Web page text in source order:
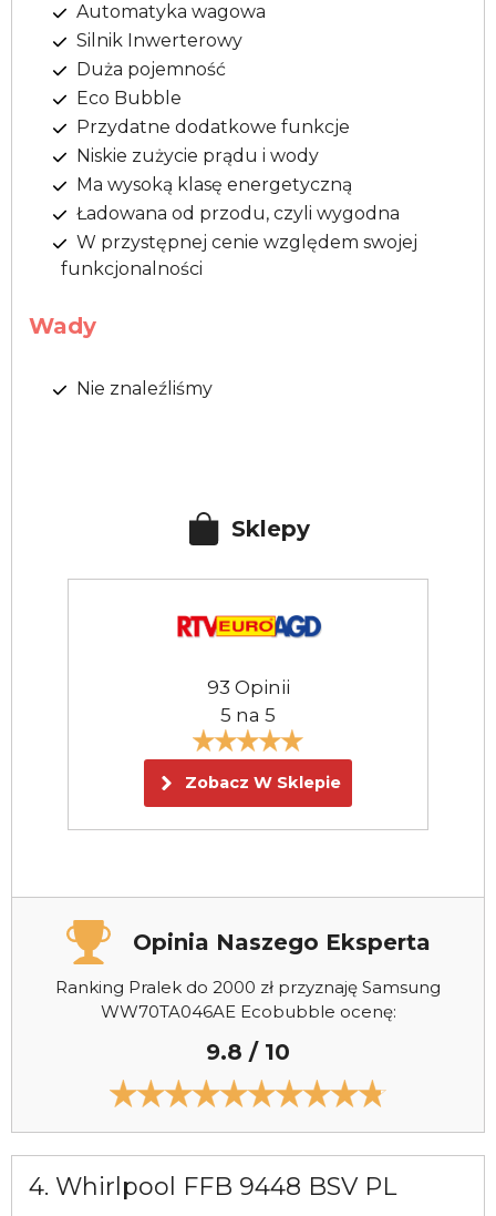
Automatyka wagowa
Silnik Inwerterowy
Duża pojemność
Eco Bubble
Przydatne dodatkowe funkcje
Niskie zużycie prądu i wody
Ma wysoką klasę energetyczną
Ładowana od przodu, czyli wygodna
W przystępnej cenie względem swojej
funkcjonalności
Wady
Nie znaleźliśmy
Sklepy
93 Opinii
5 na 5
Zobacz W Sklepie
Opinia Naszego Eksperta
Ranking Pralek do 2000 zł przyznaję Samsung
WW70TA046AE Ecobubble ocenę:
9.8 / 10
4. Whirlpool FFB 9448 BSV PL